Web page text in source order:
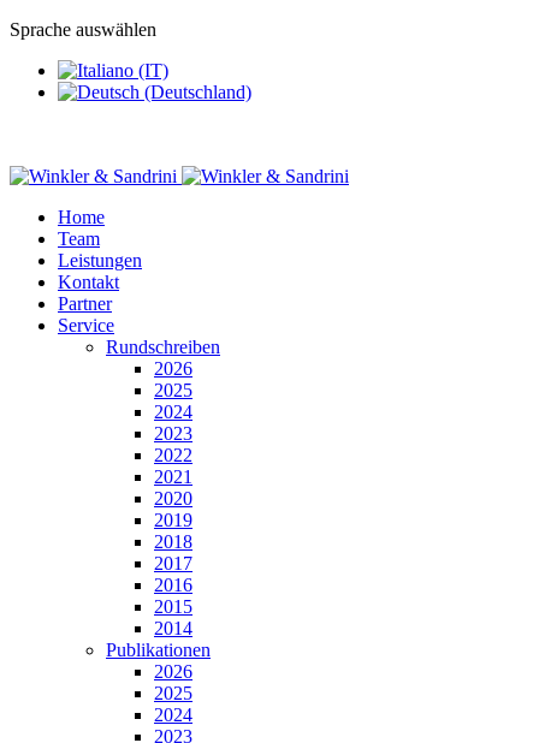
Sprache auswählen
Home
Team
Leistungen
Kontakt
Partner
Service
Rundschreiben
2026
2025
2024
2023
2022
2021
2020
2019
2018
2017
2016
2015
2014
Publikationen
2026
2025
2024
2023